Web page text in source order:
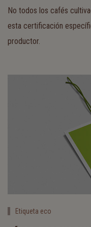
No todos los cafés
esta certificación
productor.
Etiqueta eco